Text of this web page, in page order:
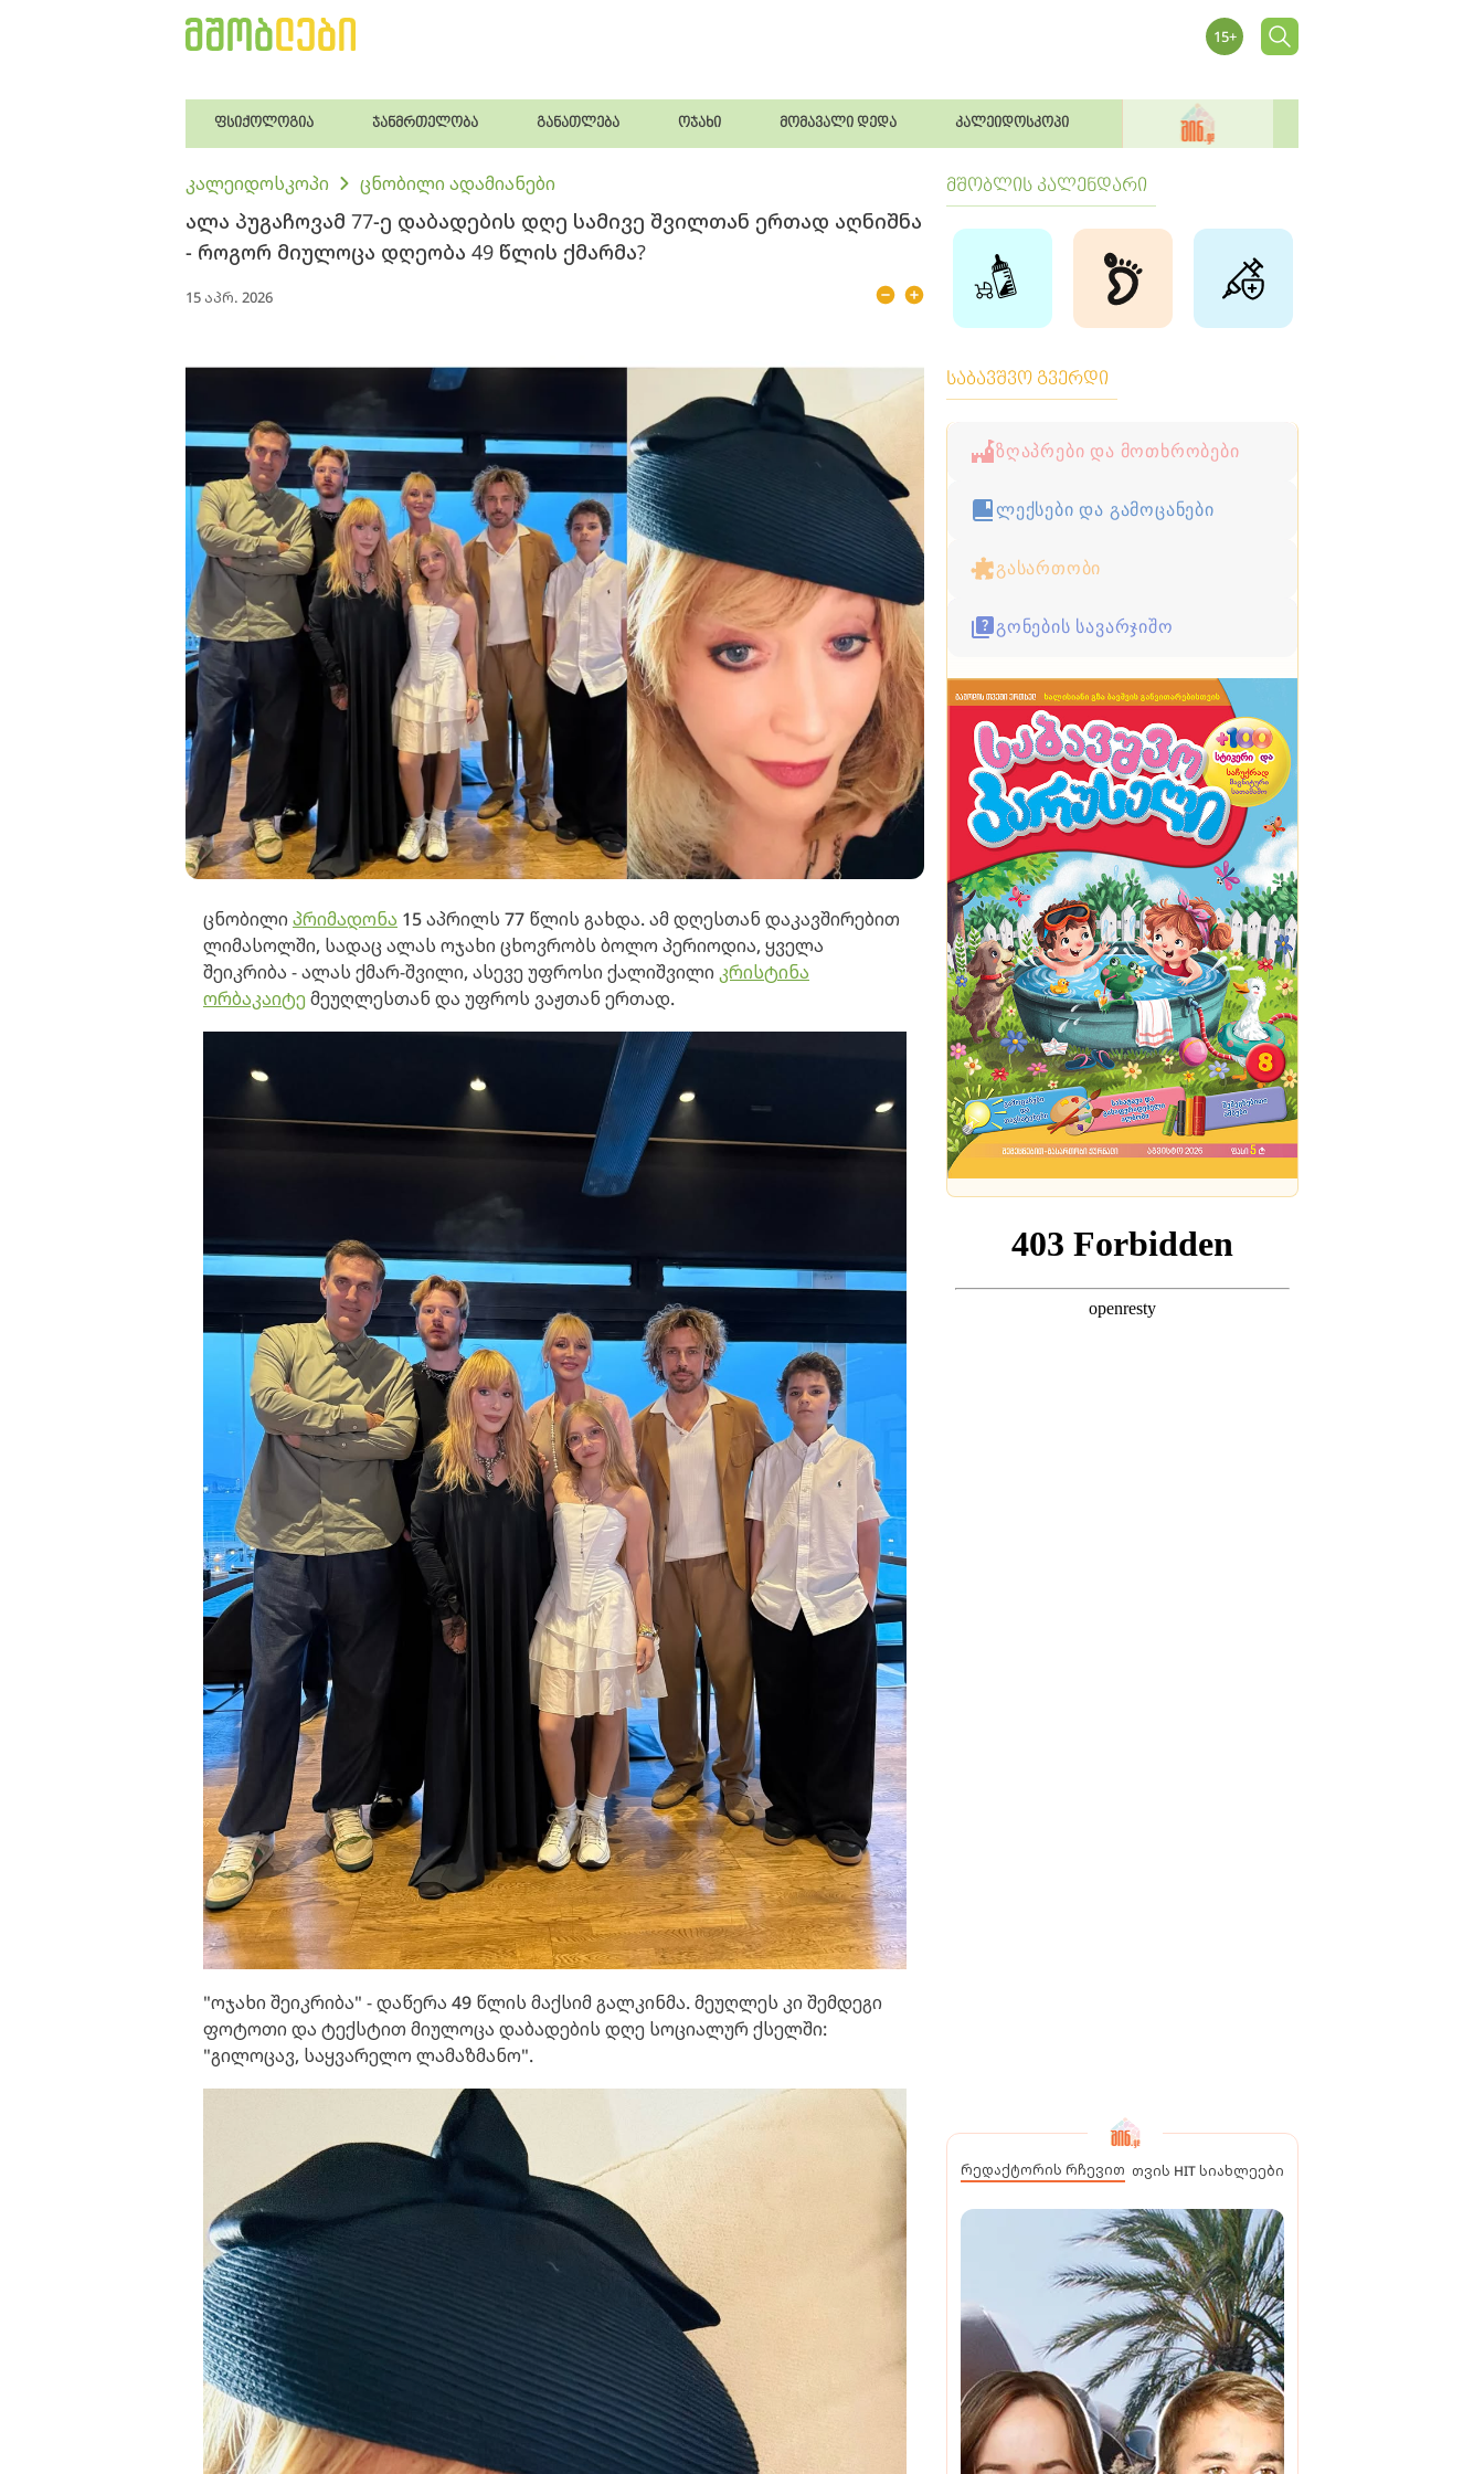
ფსიქოლოგია ჯანმრთელობა განათლება ოჯახი მომავალი დედა კალეიდოსკოპი
კალეიდოსკოპი ცნობილი ადამიანები
ალა პუგაჩოვამ 77-ე დაბადების დღე სამივე შვილთან ერთად აღნიშნა
- როგორ მიულოცა დღეობა 49 წლის ქმარმა?
15 აპრ. 2026
ცნობილი პრიმადონა 15 აპრილს 77 წლის გახდა. ამ დღესთან დაკავშირებით
ლიმასოლში, სადაც ალას ოჯახი ცხოვრობს ბოლო პერიოდია, ყველა
შეიკრიბა - ალას ქმარ-შვილი, ასევე უფროსი ქალიშვილი კრისტინა
ორბაკაიტემეუღლესთან და უფროს ვაჟთან ერთად.
"ოჯახი შეიკრიბა" - დაწერა 49 წლის მაქსიმ გალკინმა. მეუღლეს კი შემდეგი
ფოტოთი და ტექსტით მიულოცა დაბადების დღე სოციალურ ქსელში:
"გილოცავ, საყვარელო ლამაზმანო".
მშობლის კალენდარი
საბავშვო გვერდი
ზღაპრები და მოთხრობები
ლექსები და გამოცანები
გასართობი
გონების სავარჯიშო
რედაქტორის რჩევით თვის HIT სიახლეები